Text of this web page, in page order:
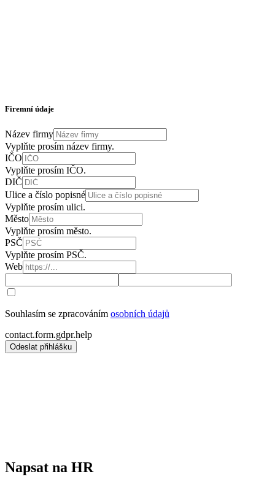
Firemní údaje
Název firmy
Vyplňte prosím název firmy.
IČO
Vyplňte prosím IČO.
DIČ
Ulice a číslo popisné
Vyplňte prosím ulici.
Město
Vyplňte prosím město.
PSČ
Vyplňte prosím PSČ.
Web
Souhlasím se zpracováním osobních údajů
contact.form.gdpr.help
Odeslat přihlášku
Napsat na HR